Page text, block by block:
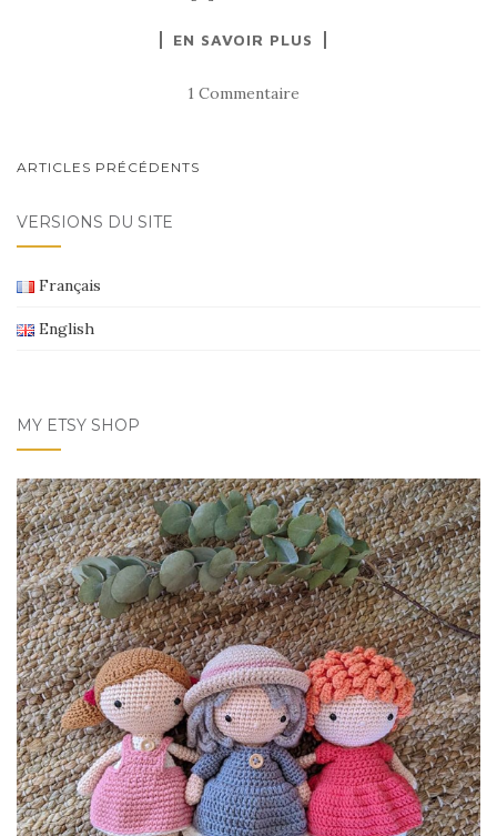
EN SAVOIR PLUS
1 Commentaire
NAVIGATION
SEIN
DES
ARTICLES
ARTICLES PRÉCÉDENTS
VERSIONS DU SITE
Français
English
MY ETSY SHOP